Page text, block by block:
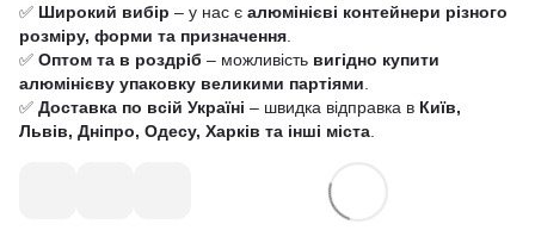
✅ Широкий вибір – у нас є алюмінієві контейнери різного
розміру, форми та призначення.
✅ Оптом та в роздріб – можливість вигідно купити
алюмінієву упаковку великими партіями.
✅ Доставка по всій Україні – швидка відправка в Київ,
Львів, Дніпро, Одесу, Харків та інші міста.